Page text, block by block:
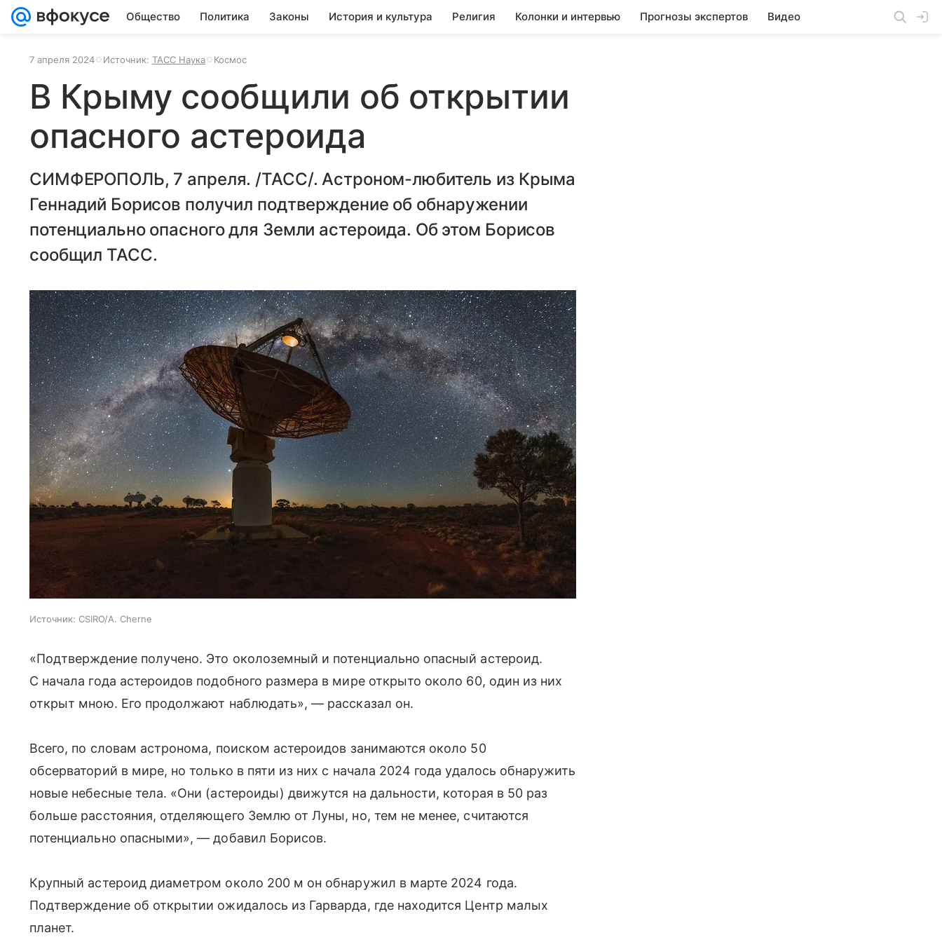
Общество Политика Законы История и культура Религия Колонки и интервью Прогнозы экспертов Видео
7 апреля 2024 Источник: ТАСС Наука Космос
В Крыму сообщили об открытии
опасного астероида
СИМФЕРОПОЛЬ, 7 апреля. /ТАСС/. Астроном-любитель из Крыма
Геннадий Борисов получил подтверждение об обнаружении
потенциально опасного для Земли астероида. Об этом Борисов
сообщил ТАСС.
Источник: CSIRO/A. Cherne
«Подтверждение получено. Это околоземный и потенциально опасный астероид.
С начала года астероидов подобного размера в мире открыто около 60, один из них
открыт мною. Его продолжают наблюдать», — рассказал он.
Всего, по словам астронома, поиском астероидов занимаются около 50
обсерваторий в мире, но только в пяти из них с начала 2024 года удалось обнаружить
новые небесные тела. «Они (астероиды) движутся на дальности, которая в 50 раз
больше расстояния, отделяющего Землю от Луны, но, тем не менее, считаются
потенциально опасными», — добавил Борисов.
Крупный астероид диаметром около 200 м он обнаружил в марте 2024 года.
Подтверждение об открытии ожидалось из Гарварда, где находится Центр малых
планет.